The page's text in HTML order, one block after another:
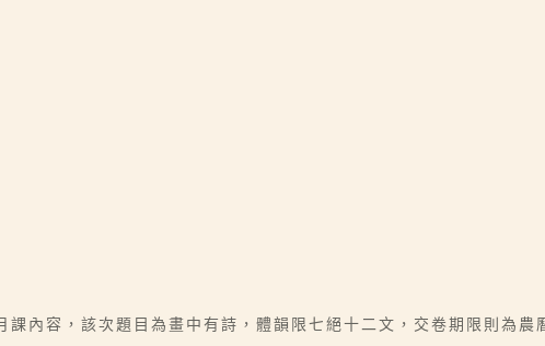
課內容，該次題目為畫中有詩，體韻限七絕十二文，交卷期限則為農